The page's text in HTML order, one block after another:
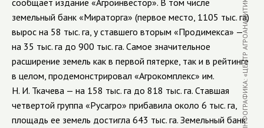
сообщает издание «Агроинвестор». В том числе
земельный банк «Мираторга» (первое место, 1105 тыс. га)
вырос на 58 тыс. га, у ставшего вторым «Продимекса» —
на 35 тыс. га до 900 тыс. га. Самое значительное
расширение земель как в первой пятерке, так и в рейтинге
в целом, продемонстрировал «Агрокомплекс» им.
Н. И. Ткачева — на 158 тыс. га до 818 тыс. га. Ставшая
четвертой группа «Русагро» прибавила около 6 тыс. га,
площадь ее земель достигла 643 тыс. га. Земельный банк